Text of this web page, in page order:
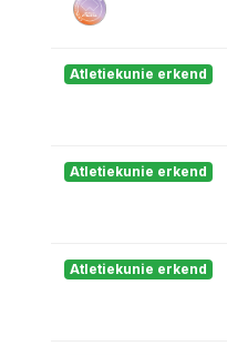
Atletiekunie erkend
Atletiekunie erkend
Atletiekunie erkend